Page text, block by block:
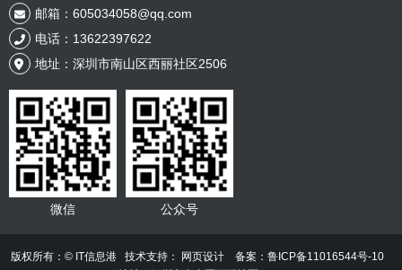
邮箱：605034058@qq.com
电话：13622397622
地址：深圳市南山区西丽社区2506
微信 公众号
版权所有：© IT信息港 技术支持： 网页设计
备案：鲁ICP备11016544号-10